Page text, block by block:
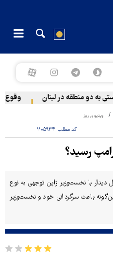
به دو منطقه در لبنان وقوع
ویدیوی روز
کد مطلب:۱۱۰۵۹۳۴
رسید؟
دیدار با نخست‌وزیر ژاپن توجهی به نوع
باعث سرگردانی خود و نخست‌وزیر